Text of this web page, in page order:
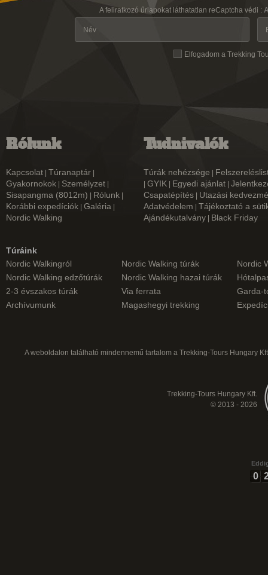
A feliratkozó űrlapokat láthatatlan reCaptcha védi :
Elfogadom a Trekking
Rólunk
Kapcsolat Túranaptár
Gyakornokok Személyzet
Sisapangma (8012m) Rólunk
Korábbi expedíciók Galéria
Nordic Walking
Tudnivalók
Túrák nehézsége
GYIK Egyedi ajánlat
Csapatépítés
Utazási
Adatvédelem
Tájékoztató a
Ajándékutalvány
Black Friday
Túráink
Nordic Walkingról
Nordic Walking túrák
Nordic
Nordic Walking edzőtúrák
Nordic Walking hazai túrák
2-3 évszakos túrák
Via ferrata
Garda-
Archívumunk
Magashegyi trekking
A weboldalon található mindennemű tartalom a Trekking-Tours Hungary
Trekking-Tours Hungary Kft.
© 2013 - 2026
0